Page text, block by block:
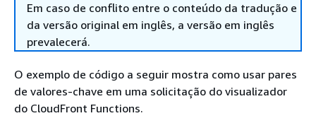
Em caso de conflito entre o conteúdo da tradução e
da versão original em inglês, a versão em inglês
prevalecerá.
O exemplo de código a seguir mostra como usar pares
de valores-chave em uma solicitação do visualizador
do CloudFront Functions.